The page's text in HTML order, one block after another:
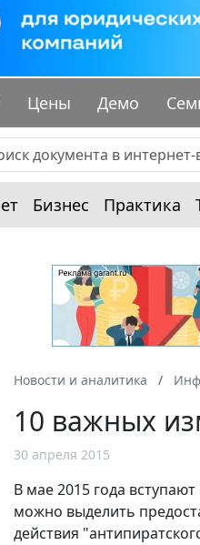
Цены Демо
Бизнес Практика
Новости и аналитика
10 важных
30 апреля 2015
В мае 2015 года
можно выделить
действия